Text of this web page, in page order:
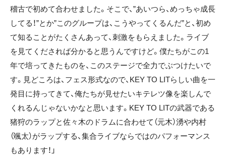
稽古で初めて合わせました。そこで、”あいつら、めっちゃ成長
してる！”とか”このグループは、こうやってくるんだ”と、初め
て知ることがたくさんあって、刺激をもらえました。ライブ
を見てくだされば分かると思うんですけど。僕たちがこの1
年で培ってきたものを、このステージで全力でぶつけたいで
す。見どころは、フェス形式なので、KEY TO LITらしい曲を一
発目に持ってきて、俺たちが見せたいキテレツ像を楽しんで
くれるんじゃないかなと思います。KEY TO LITの武器である
猪狩のラップと佐々木のドラムに合わせて（元木）湧や内村
（颯太）がラップする、集合ライブならではのパフォーマンス
もあります！」